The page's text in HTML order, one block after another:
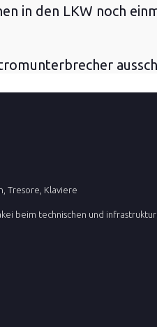
in den LKW noch
Tresore, Klaviere
beim technischen und